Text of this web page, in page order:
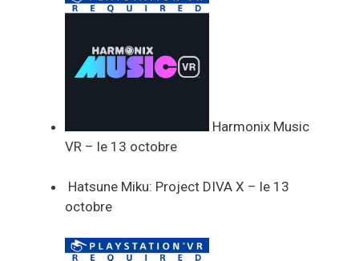
Harmonix Music
VR – le 13 octobre
Hatsune Miku: Project DIVA X – le 13
octobre